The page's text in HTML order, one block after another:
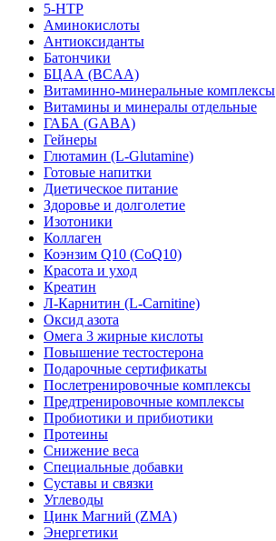
5-HTP
Аминокислоты
Антиоксиданты
Батончики
БЦАА (BCAA)
Витаминно-минеральные комплексы
Витамины и минералы отдельные
ГАБА (GABA)
Гейнеры
Глютамин (L-Glutamine)
Готовые напитки
Диетическое питание
Здоровье и долголетие
Изотоники
Коллаген
Коэнзим Q10 (CoQ10)
Красота и уход
Креатин
Л-Карнитин (L-Сarnitine)
Оксид азота
Омега 3 жирные кислоты
Повышение тестостерона
Подарочные сертификаты
Послетренировочные комплексы
Предтренировочные комплексы
Пробиотики и прибиотики
Протеины
Снижение веса
Специальные добавки
Суставы и связки
Углеводы
Цинк Магний (ZMA)
Энергетики